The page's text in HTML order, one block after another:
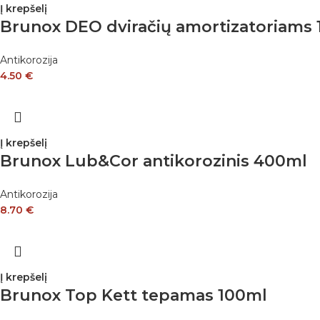
Į krepšelį
Brunox DEO dviračių amortizatoriams
Antikorozija
4.50 €
Į krepšelį
Brunox Lub&Cor antikorozinis 400ml
Antikorozija
8.70 €
Į krepšelį
Brunox Top Kett tepamas 100ml